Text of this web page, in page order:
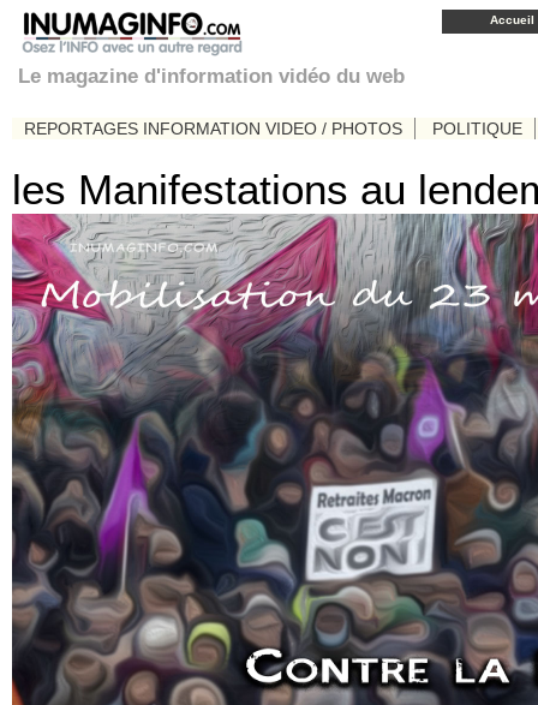
Accueil
Le magazine d'information vidéo du web
REPORTAGES INFORMATION VIDEO / PHOTOS POLITIQUE
les Manifestations au